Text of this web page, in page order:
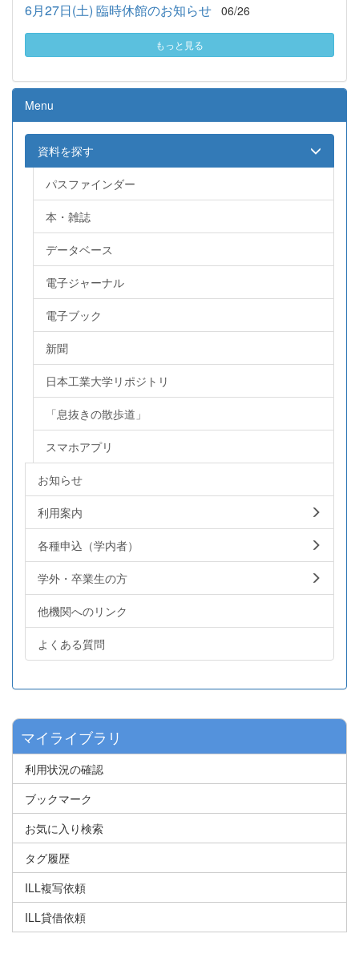
6月27日(土) 臨時休館のお知らせ 06/26
もっと見る
Menu
資料を探す
パスファインダー
本・雑誌
データベース
電子ジャーナル
電子ブック
新聞
日本工業大学リポジトリ
「息抜きの散歩道」
スマホアプリ
お知らせ
利用案内
各種申込（学内者）
学外・卒業生の方
他機関へのリンク
よくある質問
マイライブラリ
利用状況の確認
ブックマーク
お気に入り検索
タグ履歴
ILL複写依頼
ILL貸借依頼